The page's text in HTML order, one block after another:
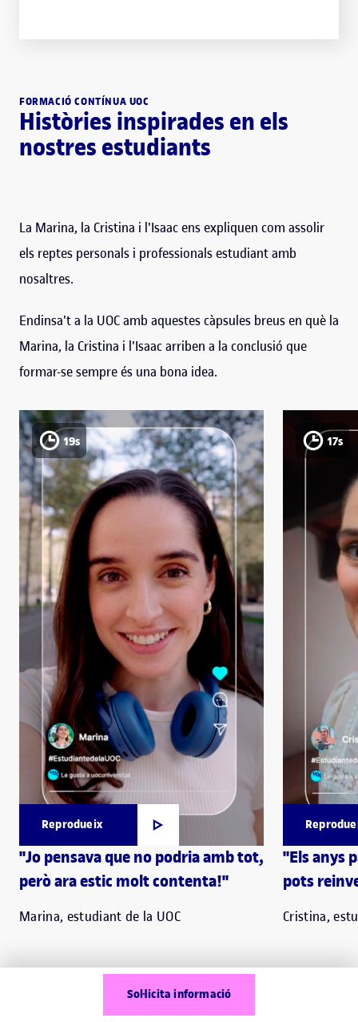
Sol·licita informació
FORMACIÓ CONTÍNUA UOC
Històries inspirades en els
nostres estudiants
La Marina, la Cristina i l'Isaac ens expliquen com assolir
els reptes personals i professionals estudiant amb
nosaltres.
Endinsa't a la UOC amb aquestes càpsules breus en què la
Marina, la Cristina i l'Isaac arriben a la conclusió que
formar-se sempre és una bona idea.
Reprodueix
19s
"Jo pensava que no podria amb tot,
però ara estic molt contenta!"
Marina, estudiant de la UOC
17s
"Els anys
pots
Cristina,